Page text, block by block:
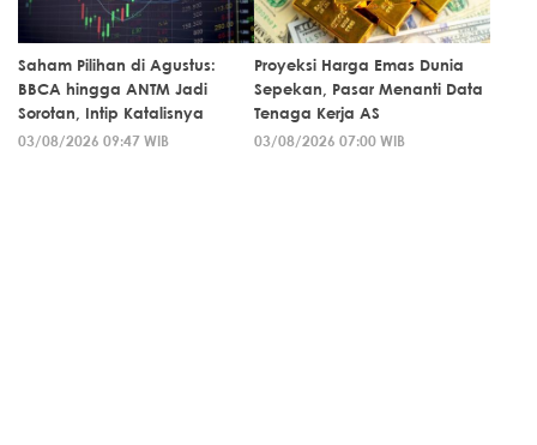
Saham Pilihan di Agustus:
BBCA hingga ANTM Jadi
Sorotan, Intip Katalisnya
03/08/2026 09:47 WIB
Proyeksi Harga Emas Dunia
Sepekan, Pasar Menanti Data
Tenaga Kerja AS
03/08/2026 07:00 WIB